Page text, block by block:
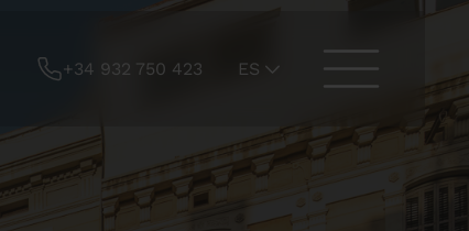
+34 932 750 423 ES